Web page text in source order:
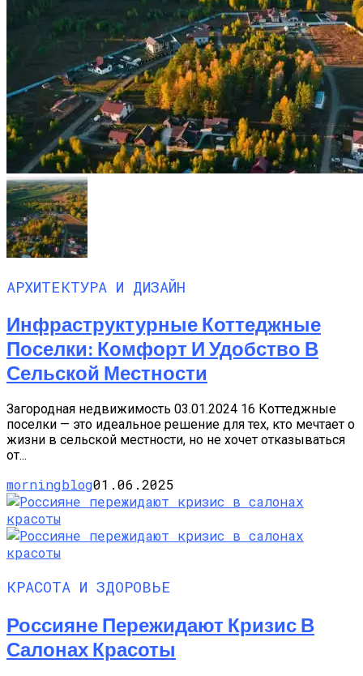
АРХИТЕКТУРА И ДИЗАЙН
Инфраструктурные Коттеджные
Поселки: Комфорт И Удобство В
Сельской Местности
Загородная недвижимость 03.01.2024 16 Коттеджные
поселки — это идеальное решение для тех, кто мечтает о
жизни в сельской местности, но не хочет отказываться
от...
morningblog01.06.2025
КРАСОТА И ЗДОРОВЬЕ
Россияне Пережидают Кризис В
Салонах Красоты